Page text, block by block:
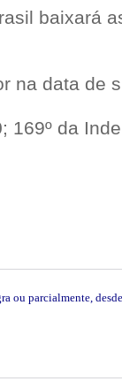
baixará
na data de
169º da
ou parcialmente,